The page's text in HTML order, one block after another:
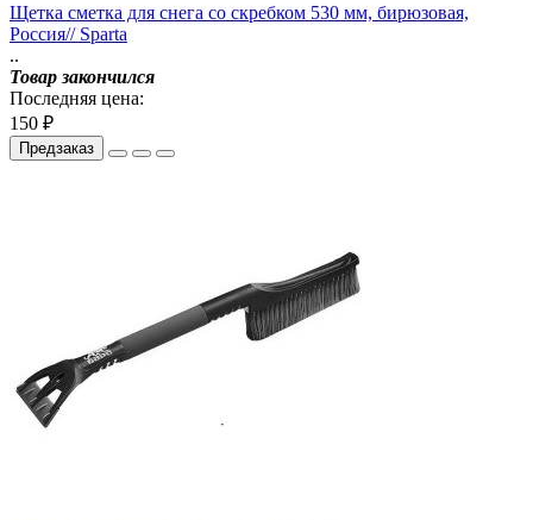
Щетка сметка для снега со скребком 530 мм, бирюзовая,
Россия// Sparta
..
Товар закончился
Последняя цена:
150 ₽
Предзаказ